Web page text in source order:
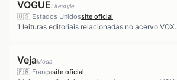
VOGUELifestyle
🇺🇸 Estados Unidossite oficial
1 leituras editoriais relacionadas no acervo VOX.
VejaModa
🇫🇷 Françasite oficial